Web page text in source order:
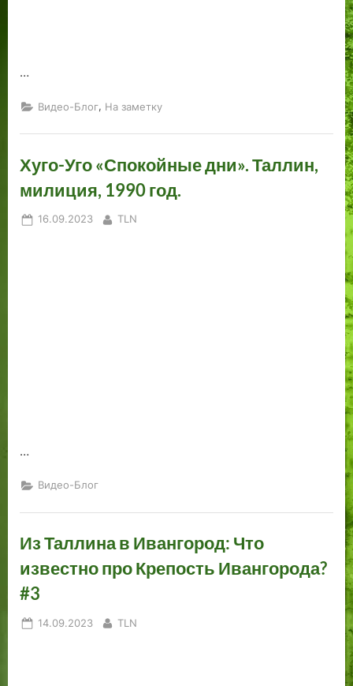
…
Видео-Блог, На заметку
Хуго-Уго «Спокойные дни». Таллин,
милиция, 1990 год.
Posted
16.09.2023 By
TLN
…
Видео-Блог
Из Таллина в Ивангород: Что
известно про Крепость Ивангорода?
#3
Posted
14.09.2023 By
TLN